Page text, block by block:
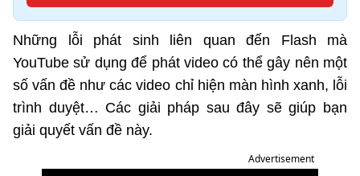
Những lỗi phát sinh liên quan đến Flash mà
YouTube sử dụng để phát video có thể gây nên một
số vấn đề như các video chỉ hiện màn hình xanh, lỗi
trình duyệt… Các giải pháp sau đây sẽ giúp bạn
giải quyết vấn đề này.
Advertisement